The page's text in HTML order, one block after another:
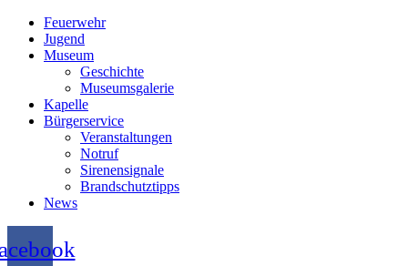
Feuerwehr
Jugend
Museum
Geschichte
Museumsgalerie
Kapelle
Bürgerservice
Veranstaltungen
Notruf
Sirenensignale
Brandschutztipps
News